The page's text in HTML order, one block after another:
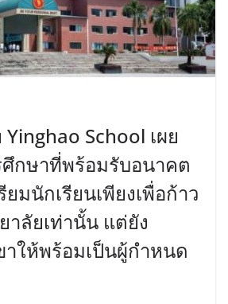
School เผย
กษาที่พร้อมรับอนาคต
ยมนักเรียนเพียงเพื่อก้าว
าลัยเท่านั้น แต่ยัง
าให้พร้อมเป็นผู้กำหนด